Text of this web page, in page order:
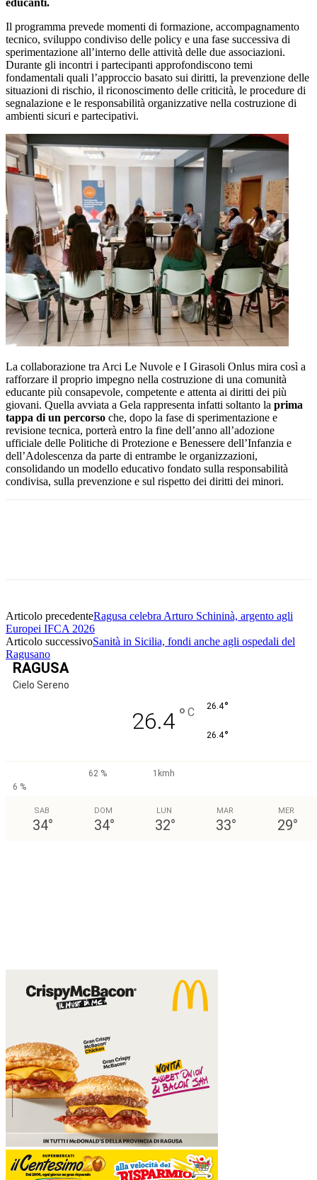
Il programma prevede momenti di formazione, accompagnamento
tecnico, sviluppo condiviso delle policy e una fase successiva di
sperimentazione all’interno delle attività delle due associazioni.
Durante gli incontri i partecipanti approfondiscono temi
fondamentali quali l’approccio basato sui diritti, la prevenzione delle
situazioni di rischio, il riconoscimento delle criticità, le procedure di
segnalazione e le responsabilità organizzative nella costruzione di
ambienti sicuri e partecipativi.
La collaborazione tra Arci Le Nuvole e I Girasoli Onlus mira così a
rafforzare il proprio impegno nella costruzione di una comunità
educante più consapevole, competente e attenta ai diritti dei più
giovani. Quella avviata a Gela rappresenta infatti soltanto la prima
tappa di un percorso che, dopo la fase di sperimentazione e
revisione tecnica, porterà entro la fine dell’anno all’adozione
ufficiale delle Politiche di Protezione e Benessere dell’Infanzia e
dell’Adolescenza da parte di entrambe le organizzazioni,
consolidando un modello educativo fondato sulla responsabilità
condivisa, sulla prevenzione e sul rispetto dei diritti dei minori.
Articolo precedenteRagusa celebra Arturo Schininà, argento agli
Europei IFCA 2026
Articolo successivoSanità in Sicilia, fondi anche agli ospedali del
Ragusano
RAGUSA
Cielo Sereno
26.4 ° C 26.4°
26.4°
62 %
1kmh
6 %
SAB
34°
DOM
34°
LUN
32°
MAR
33°
MER
29°